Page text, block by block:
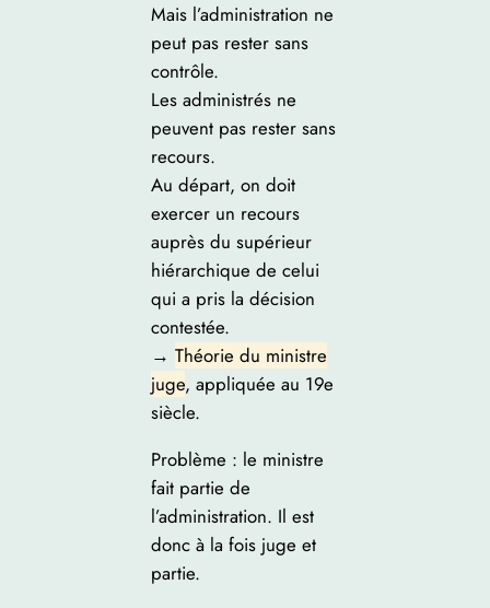
Mais l’administration ne
peut pas rester sans
contrôle.
Les administrés ne
peuvent pas rester sans
recours.
Au départ, on doit
exercer un recours
auprès du supérieur
hiérarchique de celui
qui a pris la décision
contestée.
→ Théorie du ministre
juge, appliquée au 19e
siècle.
Problème : le ministre
fait partie de
l’administration. Il est
donc à la fois juge et
partie.